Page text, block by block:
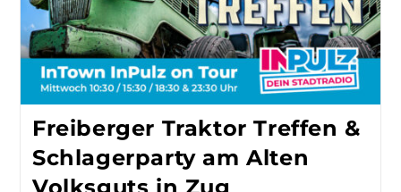
Freiberger Traktor Treffen &
Schlagerparty am Alten